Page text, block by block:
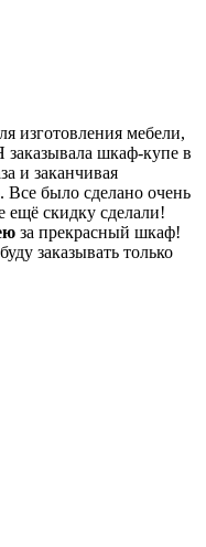
изготовления мебели,
шкаф-купе в
и заканчивая
было сделано очень
ещё скидку сделали!
за прекрасный шкаф!
заказывать только